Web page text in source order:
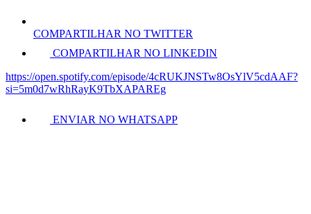
COMPARTILHAR NO TWITTER
COMPARTILHAR NO LINKEDIN
https://open.spotify.com/episode/4cRUKJNSTw8OsYlV5cdAAF?
si=5m0d7wRhRayK9TbXAPAREg
ENVIAR NO WHATSAPP